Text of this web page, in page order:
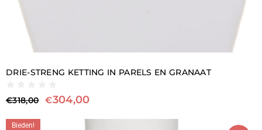
DRIE-STRENG KETTING IN PARELS EN GRANAAT
€318,00 €304,00
Bieden!